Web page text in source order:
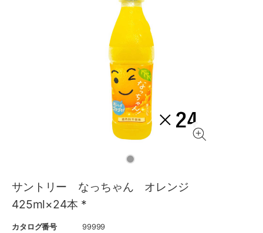
サントリー なっちゃん オレンジ
425ml×24本 *
カタログ番号
99999